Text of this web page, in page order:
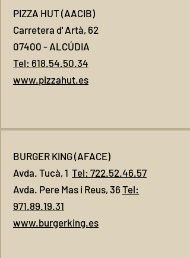
PIZZA HUT (AACIB)
Carretera d' Artà, 62
07400 - ALCÚDIA
Tel: 618.54.50.34
www.pizzahut.es
BURGER KING (AFACE)
Avda. Tucà, 1 Tel: 722.52.46.57
Avda. Pere Mas i Reus, 36 Tel:
971.89.19.31
www.burgerking.es